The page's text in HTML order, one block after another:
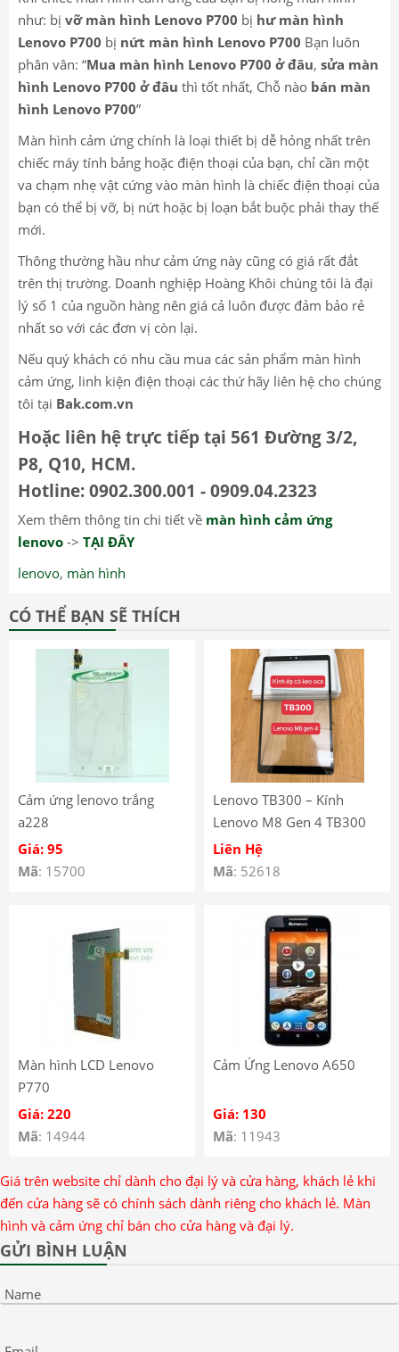
như: bị vỡ màn hình Lenovo P700 bị hư màn hình
Lenovo P700 bị nứt màn hình Lenovo P700 Bạn luôn
phân vân: “Mua màn hình Lenovo P700 ở đâu, sửa màn
hình Lenovo P700 ở đâu thì tốt nhất, Chỗ nào bán màn
hình Lenovo P700”
Màn hình cảm ứng chính là loại thiết bị dễ hỏng nhất trên
chiếc máy tính bảng hoặc điện thoại của bạn, chỉ cần một
va chạm nhẹ vật cứng vào màn hình là chiếc điện thoại của
bạn có thể bị vỡ, bị nứt hoặc bị loạn bắt buộc phải thay thế
mới.
Thông thường hầu như cảm ứng này cũng có giá rất đắt
trên thị trường. Doanh nghiệp Hoàng Khôi chúng tôi là đại
lý số 1 của nguồn hàng nên giá cả luôn được đảm bảo rẻ
nhất so với các đơn vị còn lại.
Nếu quý khách có nhu cầu mua các sản phẩm màn hình
cảm ứng, linh kiện điện thoại các thứ hãy liên hệ cho chúng
tôi tại Bak.com.vn
Hoặc liên hệ trực tiếp tại 561 Đường 3/2,
P8, Q10, HCM.
Hotline: 0902.300.001 - 0909.04.2323
Xem thêm thông tin chi tiết về màn hình cảm ứng
lenovo -> TẠI ĐÂY
lenovo, màn hình
CÓ THỂ BẠN SẼ THÍCH
Cảm ứng lenovo trắng
a228
Giá: 95
Mã: 15700
Lenovo TB300 – Kính
Lenovo M8 Gen 4 TB300
liền keo OCA – Kính Ép
Màn Hình Lenovo M8 Gen
Lenovo M8 Gen 4 TB300
Front Glass With OCA
Liên Hệ
Mã: 52618
Màn hình LCD Lenovo
P770
Giá: 220
Mã: 14944
Cảm Ứng Lenovo A650
Giá: 130
Mã: 11943
Giá trên website chỉ dành cho đại lý và cửa hàng, khách lẻ khi
đến cửa hàng sẽ có chính sách dành riêng cho khách lẻ. Màn
hình và cảm ứng chỉ bán cho cửa hàng và đại lý.
GỬI BÌNH LUẬN
Name